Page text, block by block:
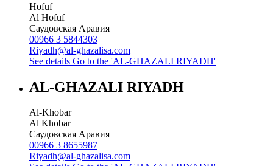
Hofuf
Al Hofuf
Саудовская Аравия
00966 3 5844303
Riyadh@al-ghazalisa.com
See details Go to the 'AL-GHAZALI RIYADH'
AL-GHAZALI RIYADH
Al-Khobar
Al Khobar
Саудовская Аравия
00966 3 8655987
Riyadh@al-ghazalisa.com